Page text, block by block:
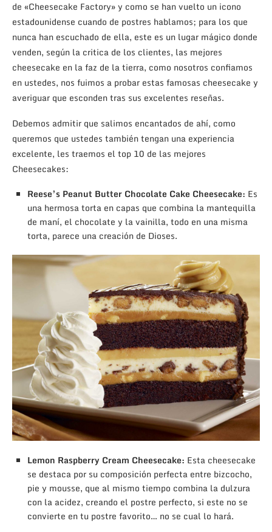
de «Cheesecake Factory» y como se han vuelto un icono
estadounidense cuando de postres hablamos; para los que
nunca han escuchado de ella, este es un lugar mágico donde
venden, según la critica de los clientes, las mejores
cheesecake en la faz de la tierra, como nosotros confiamos
en ustedes, nos fuimos a probar estas famosas cheesecake y
averiguar que esconden tras sus excelentes reseñas.
Debemos admitir que salimos encantados de ahí, como
queremos que ustedes también tengan una experiencia
excelente, les traemos el top 10 de las mejores
Cheesecakes:
Reese’s Peanut Butter Chocolate Cake Cheesecake: Es
una hermosa torta en capas que combina la mantequilla
de maní, el chocolate y la vainilla, todo en una misma
torta, parece una creación de Dioses.
Lemon Raspberry Cream Cheesecake: Esta cheesecake
se destaca por su composición perfecta entre bizcocho,
pie y mousse, que al mismo tiempo combina la dulzura
con la acidez, creando el postre perfecto, si este no se
convierte en tu postre favorito… no se cual lo hará.